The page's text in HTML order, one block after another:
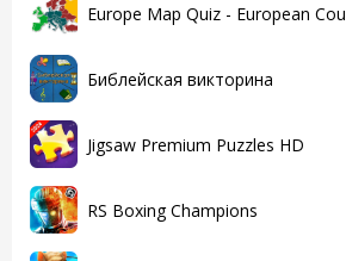
Europe Map Quiz - European Cou
Библейская викторина
Jigsaw Premium Puzzles HD
RS Boxing Champions